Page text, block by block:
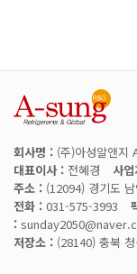
회사명 : (주)아성알앤
대표이사 : 전혜경 사
주소 : (12094) 경기도
전화 : 031-575-3993
:
저장소 : (28140) 충북